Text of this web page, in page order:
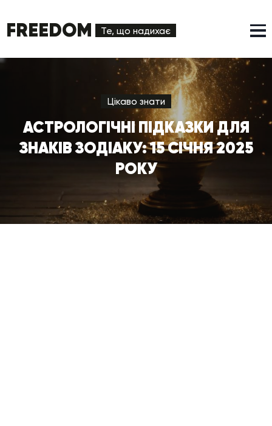
FREEDOM Те, що надихає
Цікаво знати
АСТРОЛОГІЧНІ ПІДКАЗКИ ДЛЯ
ЗНАКІВ ЗОДІАКУ: 15 СІЧНЯ 2025
РОКУ